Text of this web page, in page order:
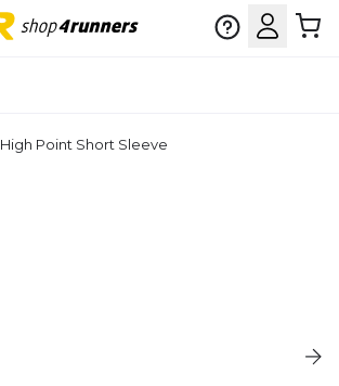
High Point Short Sleeve